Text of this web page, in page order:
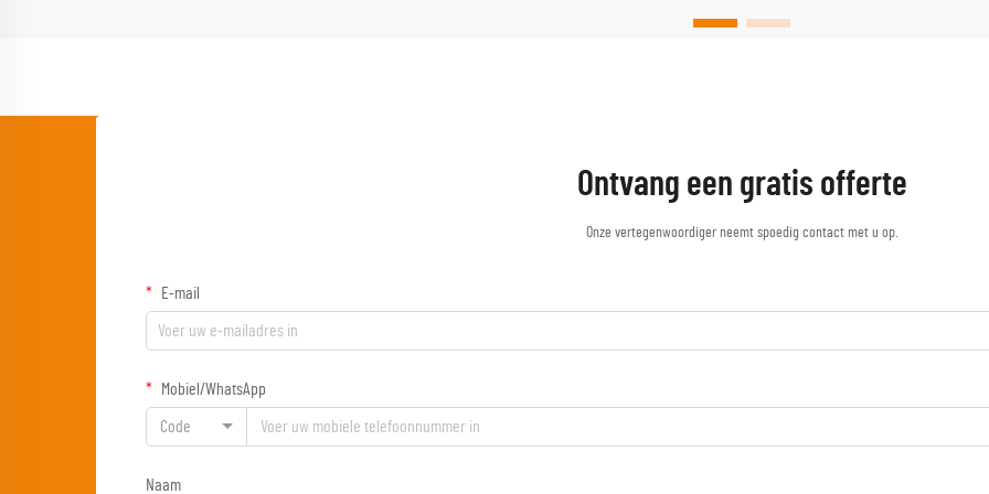
Ontvang een gratis offerte
Onze vertegenwoordiger neemt spoedig contact met u op.
E-mail
Mobiel/WhatsApp
Code
Naam